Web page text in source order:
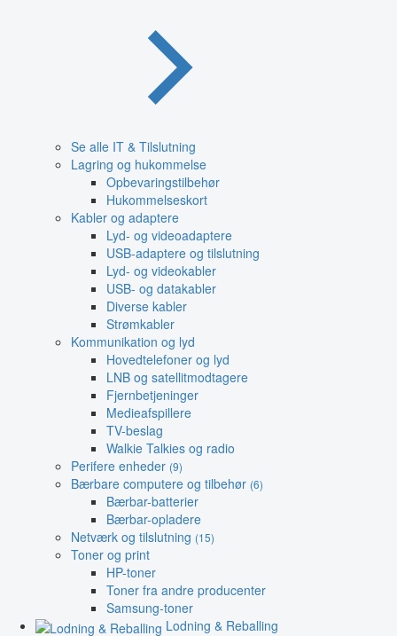
Se alle IT & Tilslutning
Lagring og hukommelse
Opbevaringstilbehør
Hukommelseskort
Kabler og adaptere
Lyd- og videoadaptere
USB-adaptere og tilslutning
Lyd- og videokabler
USB- og datakabler
Diverse kabler
Strømkabler
Kommunikation og lyd
Hovedtelefoner og lyd
LNB og satellitmodtagere
Fjernbetjeninger
Medieafspillere
TV-beslag
Walkie Talkies og radio
Perifere enheder (9)
Bærbare computere og tilbehør (6)
Bærbar-batterier
Bærbar-opladere
Netværk og tilslutning (15)
Toner og print
HP-toner
Toner fra andre producenter
Samsung-toner
Lodning & Reballing